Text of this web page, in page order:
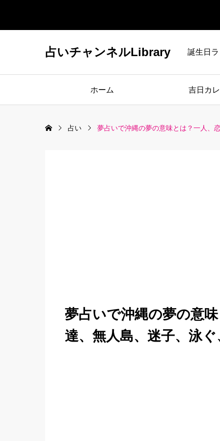
占いチャンネルLibrary 誕生日
ホーム 吉日カ
占い 夢占いで沖縄の夢の意味とは？一人、
夢占いで沖縄の夢の意
達、無人島、迷子、泳